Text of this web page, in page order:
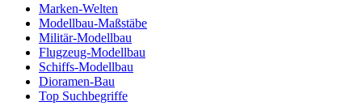
Marken-Welten
Modellbau-Maßstäbe
Militär-Modellbau
Flugzeug-Modellbau
Schiffs-Modellbau
Dioramen-Bau
Top Suchbegriffe